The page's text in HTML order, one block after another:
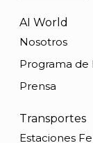
AI World
Nosotros
Programa de
Prensa
Transportes
Estaciones